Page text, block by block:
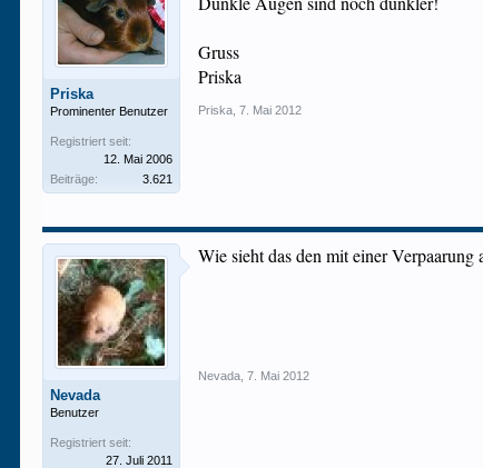
Priska
Prominenter Benutzer
Registriert seit:
12. Mai 2006
Beiträge:
3.621
Gruss
Priska
Priska 7. Mai 2012
Nevada
Benutzer
Registriert seit:
27. Juli 2011
Wie sieht das den mit einer
Nevada 7. Mai 2012